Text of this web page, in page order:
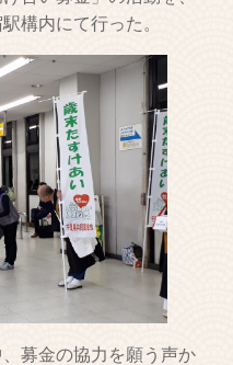
構内にて行った。
募金の協力を願う声か